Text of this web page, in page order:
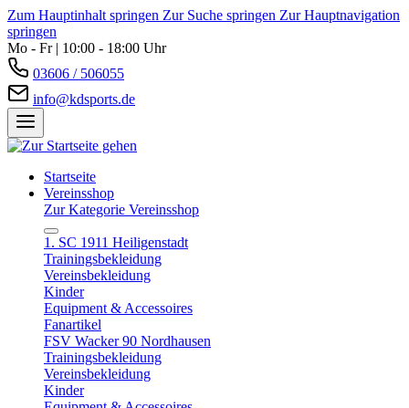
Zum Hauptinhalt springen Zur Suche springen Zur Hauptnavigation
springen
Mo - Fr | 10:00 - 18:00 Uhr
03606 / 506055
info@kdsports.de
Startseite
Vereinsshop
Zur Kategorie Vereinsshop
1. SC 1911 Heiligenstadt
Trainingsbekleidung
Vereinsbekleidung
Kinder
Equipment & Accessoires
Fanartikel
FSV Wacker 90 Nordhausen
Trainingsbekleidung
Vereinsbekleidung
Kinder